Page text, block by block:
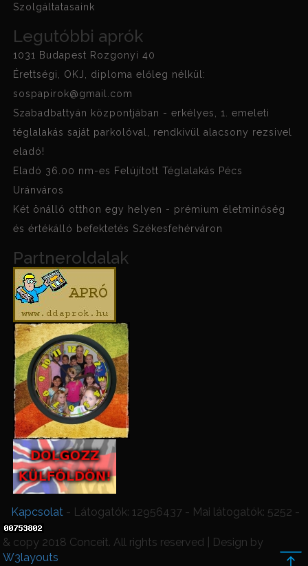
Szolgáltatasaink
Legutóbbi aprók
1031 Budapest Rozgonyi 40
Érettségi, OKJ, diploma előleg nélkül:
sospapirok@gmail.com
Szabadbattyán központjában - erkélyes, 1. emeleti
téglalakás saját parkolóval, rendkívül alacsony rezsivel
eladó!
Eladó 36.00 nm-es Felújított Téglalakás Pécs
Uránváros
Két önálló otthon egy helyen - prémium életminőség
és értékálló befektetés Székesfehérváron
Partneroldalak
Kapcsolat - Látogatók: 12956437 - Mai látogatók: 5252 -
& copy 2018 Conceit. All rights reserved | Design by
W3layouts